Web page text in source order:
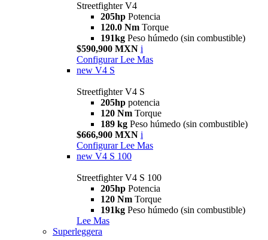
Streetfighter V4
205hp Potencia
120.0 Nm Torque
191kg Peso húmedo (sin combustible)
$590,900 MXN i
Configurar Lee Mas
new V4 S
Streetfighter V4 S
205hp potencia
120 Nm Torque
189 kg Peso húmedo (sin combustible)
$666,900 MXN i
Configurar Lee Mas
new V4 S 100
Streetfighter V4 S 100
205hp Potencia
120 Nm Torque
191kg Peso húmedo (sin combustible)
Lee Mas
Superleggera